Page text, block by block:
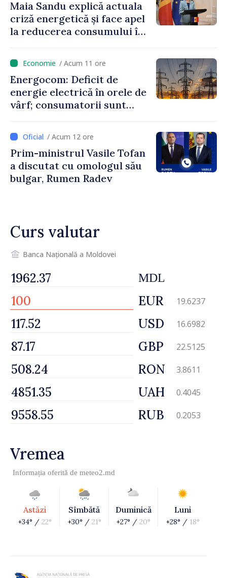
Maia Sandu explică actuala
criză energetică și face apel
la reducerea consumului în
putem menține prețurile la
un nivel mai mic”
/ Acum 11 ore
Energocom: Deficit de
energie electrică în orele de
vârf; consumatorii sunt
/ Acum 12 ore
Prim-ministrul Vasile Tofan
a discutat cu omologul său
bulgar, Rumen Radev
Curs valutar
Banca Națională a Moldovei
MDL
EUR 19.6237
USD 16.6982
GBP 22.5125
RON 3.8611
UAH 0.4045
RUB 0.2053
Vremea
Informația oferită de meteo2.md
Astăzi
+34° / 22°
Sîmbătă
+30° / 21°
Duminică
+27° / 20°
Luni
+28° / 18°